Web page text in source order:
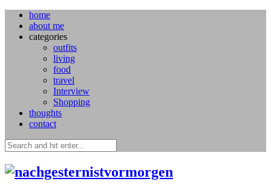
home
about me
categories
outfits
living
food
travel
Interview
Shopping
thoughts
contact